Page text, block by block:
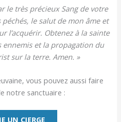
le très précieux Sang de votre
le salut de mon âme et
l’acquérir. Obtenez à la sainte
ennemis et la propagation du
sur la terre. Amen. »
vous pouvez aussi faire
notre sanctuaire :
UN CIERGE